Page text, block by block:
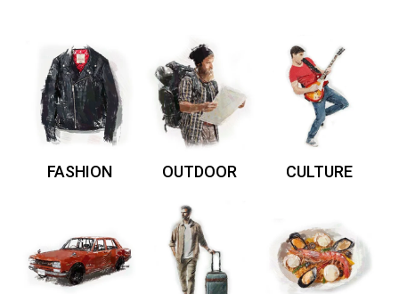
FASHION OUTDOOR CULTURE